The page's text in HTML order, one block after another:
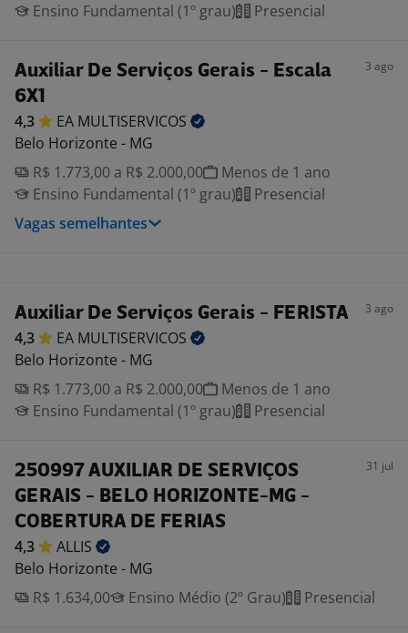
Ensino Fundamental (1º grau)
Presencial
Auxiliar De Serviços Gerais - Escala
6X1
3 ago
4,3 EA MULTISERVICOS
Belo Horizonte - MG
R$ 1.773,00 a R$ 2.000,00
Menos de 1 ano
Ensino Fundamental (1º grau)
Presencial
Vagas semelhantes
Auxiliar De Serviços Gerais - FERISTA 3 ago
4,3 EA MULTISERVICOS
Belo Horizonte - MG
R$ 1.773,00 a R$ 2.000,00
Menos de 1 ano
Ensino Fundamental (1º grau)
Presencial
250997 AUXILIAR DE SERVIÇOS
GERAIS - BELO HORIZONTE-MG -
COBERTURA DE FERIAS
31 jul
4,3
ALLIS
Belo Horizonte - MG
R$ 1.634,00
Ensino Médio (2º Grau) Presencial